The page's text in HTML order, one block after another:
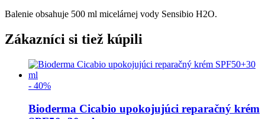
Balenie obsahuje 500 ml micelárnej vody Sensibio H2O.
Zákazníci si tiež kúpili
- 40%
Bioderma Cicabio upokojujúci reparačný krém